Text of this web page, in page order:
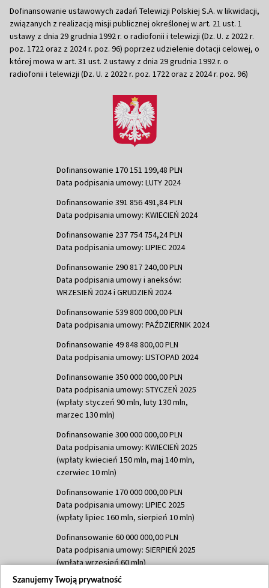
Dofinansowanie ustawowych zadań Telewizji Polskiej S.A. w likwidacji,
związanych z realizacją misji publicznej określonej w art. 21 ust. 1
ustawy z dnia 29 grudnia 1992 r. o radiofonii i telewizji (Dz. U. z 2022 r.
poz. 1722 oraz z 2024 r. poz. 96) poprzez udzielenie dotacji celowej, o
której mowa w art. 31 ust. 2 ustawy z dnia 29 grudnia 1992 r. o
radiofonii i telewizji (Dz. U. z 2022 r. poz. 1722 oraz z 2024 r. poz. 96)
Dofinansowanie 170 151 199,48 PLN
Data podpisania umowy: LUTY 2024
Dofinansowanie 391 856 491,84 PLN
Data podpisania umowy: KWIECIEŃ 2024
Dofinansowanie 237 754 754,24 PLN
Data podpisania umowy: LIPIEC 2024
Dofinansowanie 290 817 240,00 PLN
Data podpisania umowy i aneksów:
WRZESIEŃ 2024 i GRUDZIEŃ 2024
Dofinansowanie 539 800 000,00 PLN
Data podpisania umowy: PAŹDZIERNIK 2024
Dofinansowanie 49 848 800,00 PLN
Data podpisania umowy: LISTOPAD 2024
Dofinansowanie 350 000 000,00 PLN
Data podpisania umowy: STYCZEŃ 2025
(wpłaty styczeń 90 mln, luty 130 mln,
marzec 130 mln)
Dofinansowanie 300 000 000,00 PLN
Data podpisania umowy: KWIECIEŃ 2025
(wpłaty kwiecień 150 mln, maj 140 mln,
czerwiec 10 mln)
Dofinansowanie 170 000 000,00 PLN
Data podpisania umowy: LIPIEC 2025
(wpłaty lipiec 160 mln, sierpień 10 mln)
Dofinansowanie 60 000 000,00 PLN
Data podpisania umowy: SIERPIEŃ 2025
(wpłata wrzesień 60 mln)
Dofinansowanie 635 783 051,21 PLN
Szanujemy Twoją prywatność